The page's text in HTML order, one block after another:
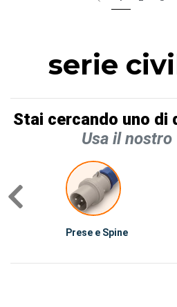
serie
Stai cercando uno
Usa il nostro
Prese e Spine